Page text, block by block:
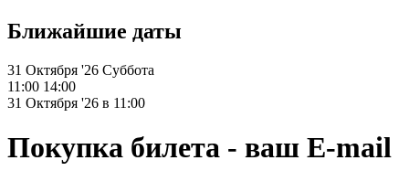
Ближайшие даты
31 Октября '26 Суббота
11:00 14:00
31 Октября '26 в 11:00
Покупка билета - ваш E-mail